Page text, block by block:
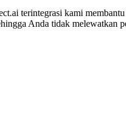
terintegrasi kami
Anda tidak melewatkan